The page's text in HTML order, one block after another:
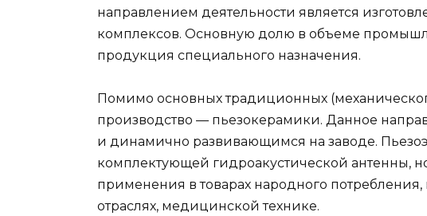
направлением деятельности является
комплексов. Основную долю в объеме
продукция специального назначения.
Помимо основных традиционных
производство — пьезокерамики. Данное
и динамично развивающимся на заводе.
комплектующей гидроакустической антенны,
применения в товарах народного
отраслях, медицинской технике.